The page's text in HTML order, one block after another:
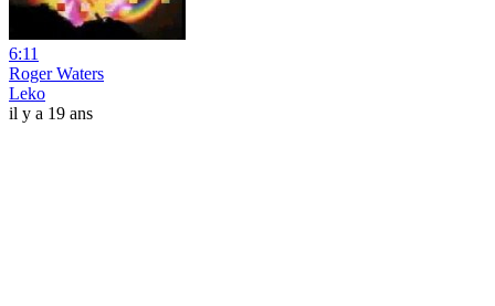
6:11
Roger Waters
Leko
il y a 19 ans